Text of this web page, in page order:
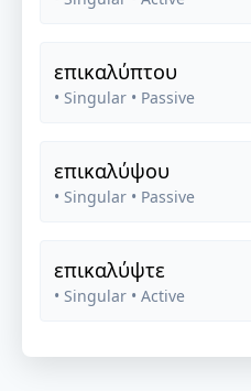
επικαλύπτου
• Singular • Passive
επικαλύψου
• Singular • Passive
επικαλύψτε
• Singular • Active